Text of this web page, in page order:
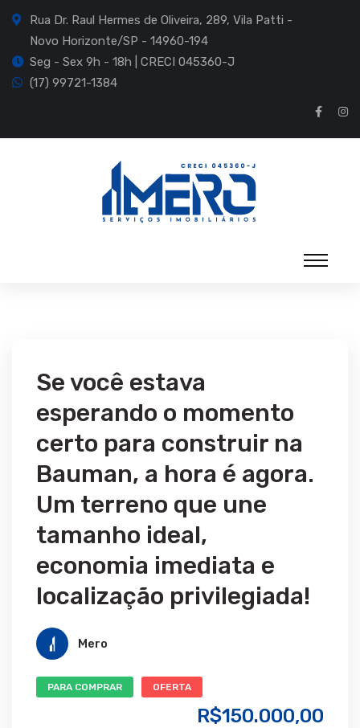
Rua Dr. Raul Hermes de Oliveira, 289, Vila Patti -
Novo Horizonte/SP - 14960-194
Seg - Sex 9h - 18h | CRECI 045360-J
(17) 99721-1384
Se você estava
esperando o momento
certo para construir na
Bauman, a hora é agora.
Um terreno que une
tamanho ideal,
economia imediata e
localização privilegiada!
Mero
PARA COMPRAR OFERTA
R$150.000,00